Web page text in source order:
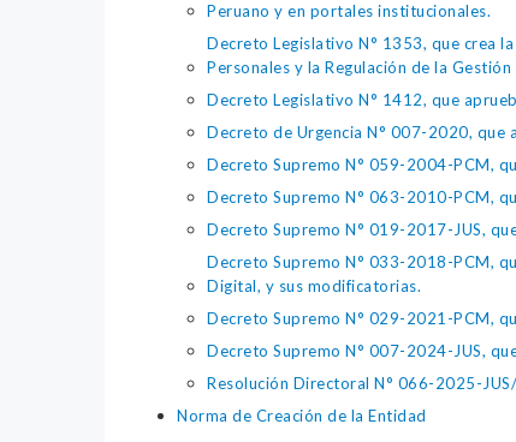
Peruano y en portales institucionales.
Decreto Legislativo N° 1353, que crea
Personales y la Regulación de la
Decreto Legislativo N° 1412, que
Decreto de Urgencia N° 007-2020, que
Decreto Supremo N° 059-2004-PCM,
Decreto Supremo N° 063-2010-PCM,
Decreto Supremo N° 019-2017-JUS,
Decreto Supremo N° 033-2018-PCM,
Digital, y sus modificatorias.
Decreto Supremo N° 029-2021-PCM,
Decreto Supremo N° 007-2024-JUS,
Resolución Directoral N° 066-2025-
Norma de Creación de la Entidad